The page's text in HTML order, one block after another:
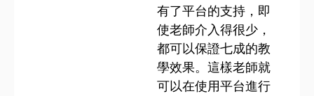
有了平台的支持，即
使老師介入得很少，
都可以保證七成的教
學效果。這樣老師就
可以在使用平台進行